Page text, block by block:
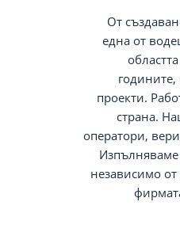
От
една от
проекти.
страна.
оператори,
независимо